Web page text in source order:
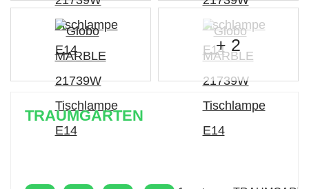
+ 2
TRAUMGARTEN